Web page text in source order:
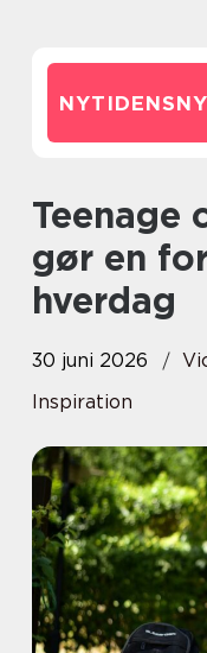
Teenage coach støtte, der
gør en
hverdag
30 juni 2026
Inspiration